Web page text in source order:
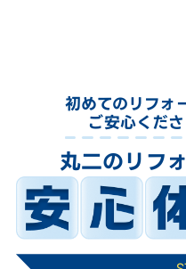
初めてのリフォ
ご安心くだ
丸二のリフ